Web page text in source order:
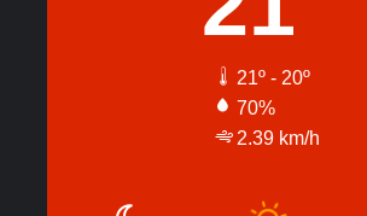
21º - 20º
70%
2.39 km/h